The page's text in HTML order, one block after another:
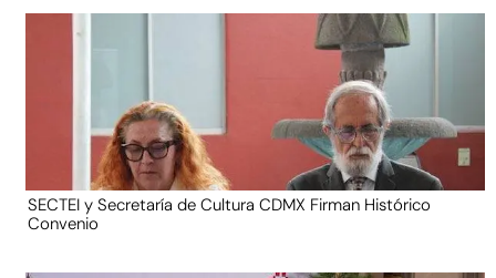
SECTEI y Secretaría de Cultura CDMX Firman Histórico
Convenio